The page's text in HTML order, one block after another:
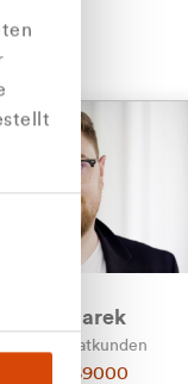
Julian Marek
- Privatkunden
0216 237 69000